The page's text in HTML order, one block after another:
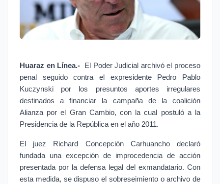
Huaraz en Línea.-
El Poder Judicial archivó el proceso
penal seguido contra el expresidente Pedro Pablo
Kuczynski por los presuntos aportes irregulares
destinados a financiar la campaña de la coalición
Alianza por el Gran Cambio, con la cual postuló a la
Presidencia de la República en el año 2011.
El juez Richard Concepción Carhuancho declaró
fundada una excepción de improcedencia de acción
presentada por la defensa legal del exmandatario. Con
esta medida, se dispuso el sobreseimiento o archivo de